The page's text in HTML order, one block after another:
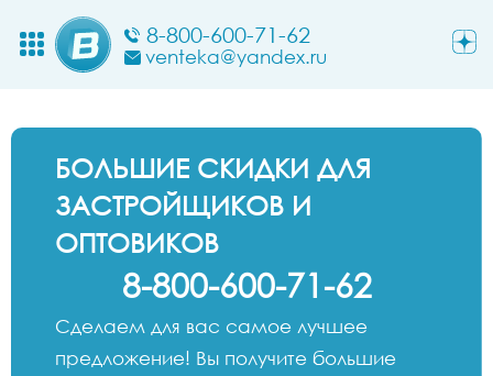
8-800-600-71-62
venteka@yandex.ru
БОЛЬШИЕ СКИДКИ ДЛЯ
ЗАСТРОЙЩИКОВ И
ОПТОВИКОВ
8-800-600-71-62
Сделаем для вас самое лучшее
предложение! Вы получите большие